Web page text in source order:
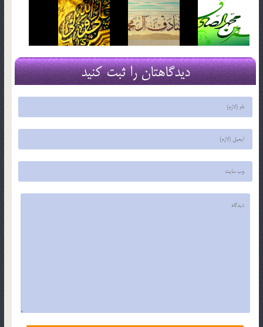
دیدگاهتان را ثبت کنید